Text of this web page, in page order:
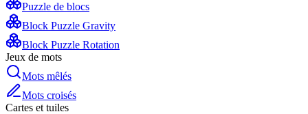
Puzzle de blocs
Block Puzzle Gravity
Block Puzzle Rotation
Jeux de mots
Mots mêlés
Mots croisés
Cartes et tuiles